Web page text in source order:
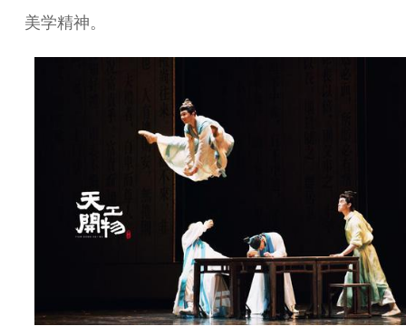
美学精神。